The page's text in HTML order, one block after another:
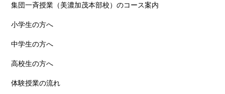
集団一斉授業（美濃加茂本部校）のコース案内
小学生の方へ
中学生の方へ
高校生の方へ
体験授業の流れ